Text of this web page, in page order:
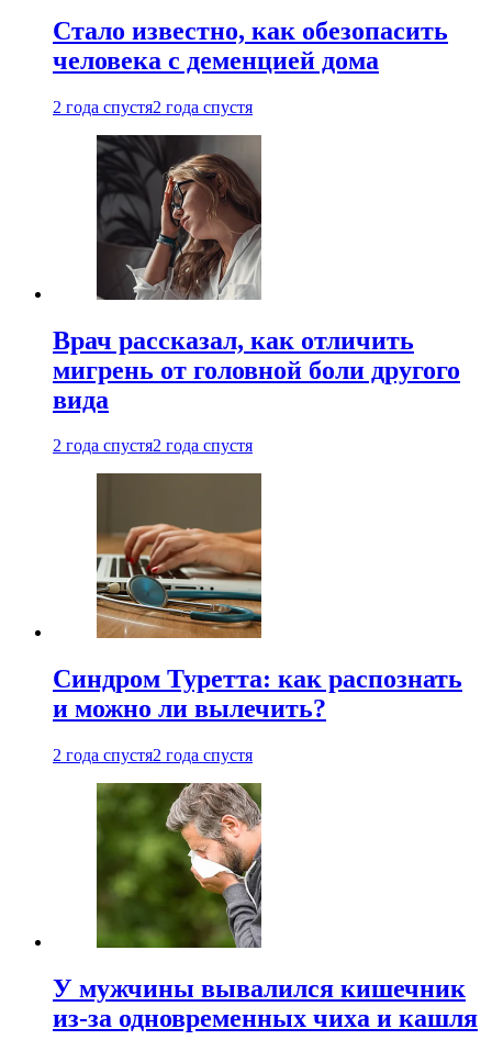
Стало известно, как обезопасить
человека с деменцией дома
2 года спустя2 года спустя
Врач рассказал, как отличить
мигрень от головной боли другого
вида
2 года спустя2 года спустя
Синдром Туретта: как распознать
и можно ли вылечить?
2 года спустя2 года спустя
У мужчины вывалился кишечник
из-за одновременных чиха и кашля